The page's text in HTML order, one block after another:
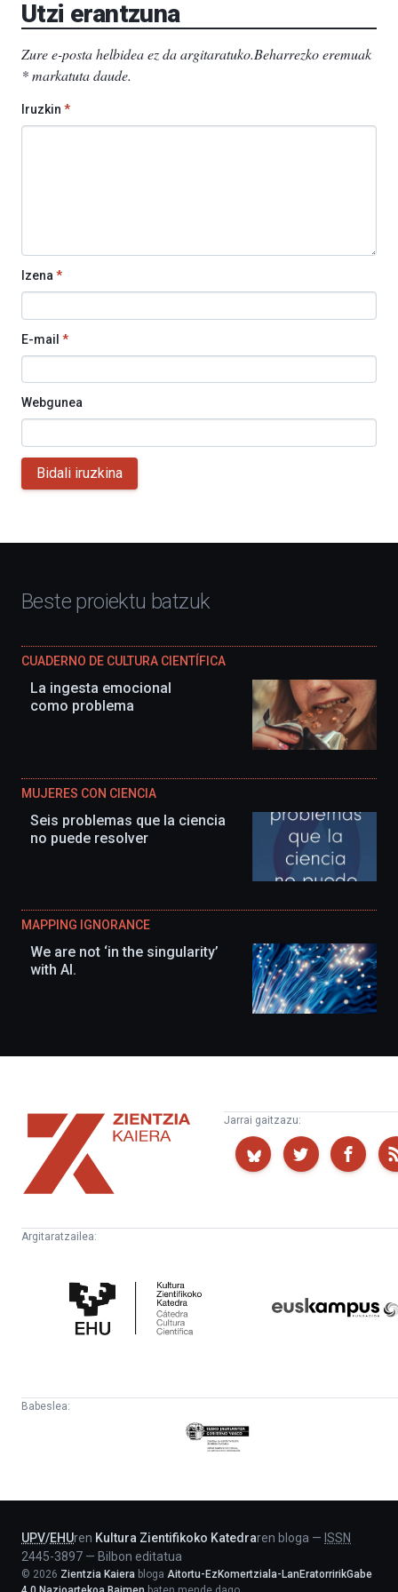
Utzi erantzuna
Zure e-posta helbidea ez da argitaratuko.Beharrezko eremuak
*markatuta daude.
Iruzkin *
Izena*
E-mail *
Webgunea
Bidali iruzkina
Beste proiektu batzuk
CUADERNO DE CULTURA CIENTÍFICA
La ingesta emocional
como problema
MUJERES CON CIENCIA
Seis problemas que la ciencia
no puede resolver
MAPPING IGNORANCE
We are not ‘in the singularity’
with AI.
Zientzia
Kaiera
Jarrai gaitzazu:
Argitaratzailea:
Zientifikoko
Katedra
Babeslea:
Eusko
Jaurlaritza
UPV/EHUren Kultura Zientifikoko Katedraren bloga — ISSN
2445-3897 — Bilbon editatua
© 2026 Zientzia Kaiera bloga Aitortu-EzKomertziala-LanEratorririkGabe